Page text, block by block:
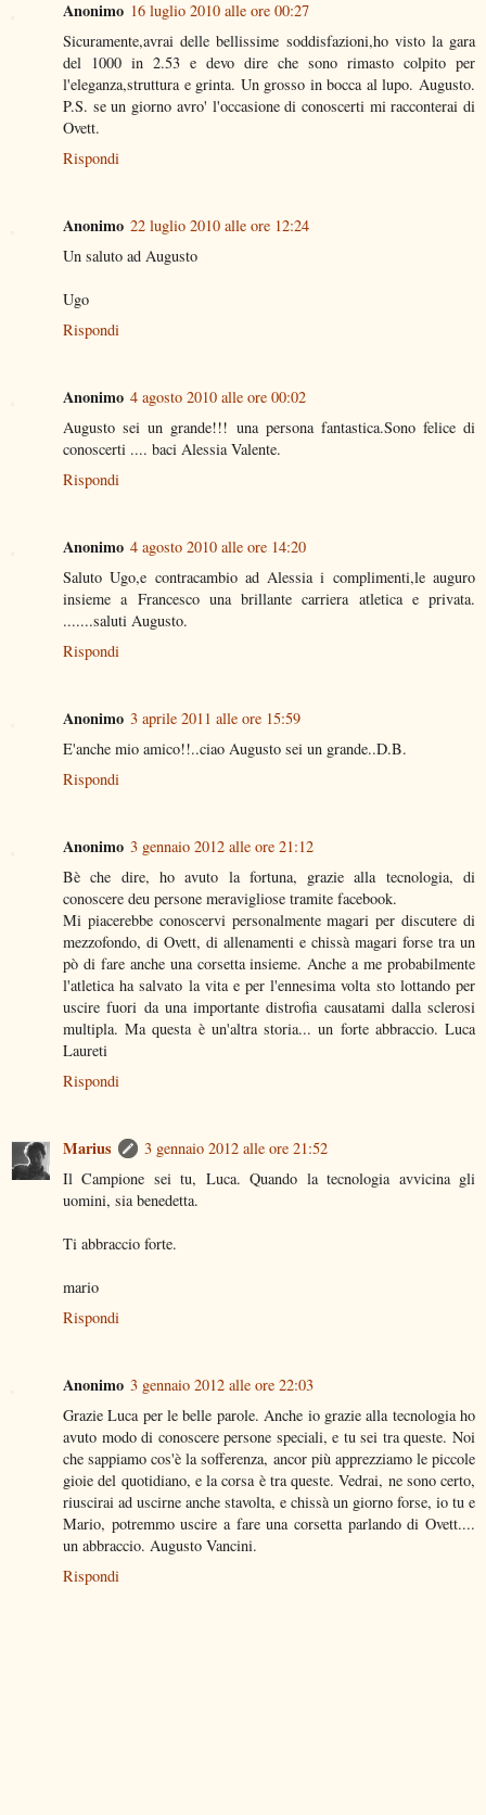
Anonimo 16 luglio 2010 alle ore 00:27
Sicuramente,avrai delle bellissime soddisfazioni,ho visto la gara
del 1000 in 2.53 e devo dire che sono rimasto colpito per
l'eleganza,struttura e grinta. Un grosso in bocca al lupo. Augusto.
P.S. se un giorno avro' l'occasione di conoscerti mi racconterai di
Ovett.
Rispondi
Anonimo 22 luglio 2010 alle ore 12:24
Un saluto ad Augusto
Ugo
Rispondi
Anonimo 4 agosto 2010 alle ore 00:02
Augusto sei un grande!!! una persona fantastica.Sono felice di
conoscerti .... baci Alessia Valente.
Rispondi
Anonimo 4 agosto 2010 alle ore 14:20
Saluto Ugo,e contracambio ad Alessia i complimenti,le auguro
insieme a Francesco una brillante carriera atletica e privata.
.......saluti Augusto.
Rispondi
Anonimo 3 aprile 2011 alle ore 15:59
E'anche mio amico!!..ciao Augusto sei un grande..D.B.
Rispondi
Anonimo 3 gennaio 2012 alle ore 21:12
Bè che dire, ho avuto la fortuna, grazie alla tecnologia, di
conoscere deu persone meravigliose tramite facebook.
Mi piacerebbe conoscervi personalmente magari per discutere di
mezzofondo, di Ovett, di allenamenti e chissà magari forse tra un
pò di fare anche una corsetta insieme. Anche a me probabilmente
l'atletica ha salvato la vita e per l'ennesima volta sto lottando per
uscire fuori da una importante distrofia causatami dalla sclerosi
multipla. Ma questa è un'altra storia... un forte abbraccio. Luca
Laureti
Rispondi
Marius
3 gennaio 2012 alle ore 21:52
Il Campione sei tu, Luca. Quando la tecnologia avvicina gli
uomini, sia benedetta.
Ti abbraccio forte.
mario
Rispondi
Anonimo 3 gennaio 2012 alle ore 22:03
Grazie Luca per le belle parole. Anche io grazie alla tecnologia ho
avuto modo di conoscere persone speciali, e tu sei tra queste. Noi
che sappiamo cos'è la sofferenza, ancor più apprezziamo le piccole
gioie del quotidiano, e la corsa è tra queste. Vedrai, ne sono certo,
riuscirai ad uscirne anche stavolta, e chissà un giorno forse, io tu e
Mario, potremmo uscire a fare una corsetta parlando di Ovett....
un abbraccio. Augusto Vancini.
Rispondi